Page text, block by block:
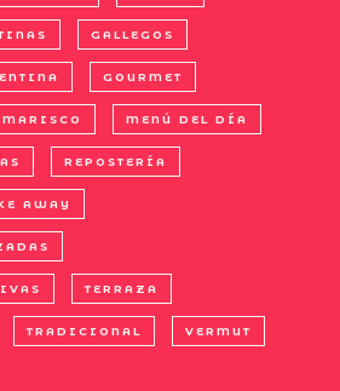
GALLEGOS
GOURMET
MARISCO MENÚ DEL DÍA
REPOSTERÍA
AWAY
TERRAZA
TRADICIONAL VERMUT